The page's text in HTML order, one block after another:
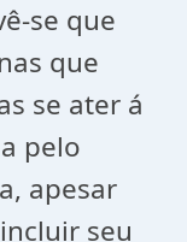
se que
que
se ater á
pelo
apesar
seu